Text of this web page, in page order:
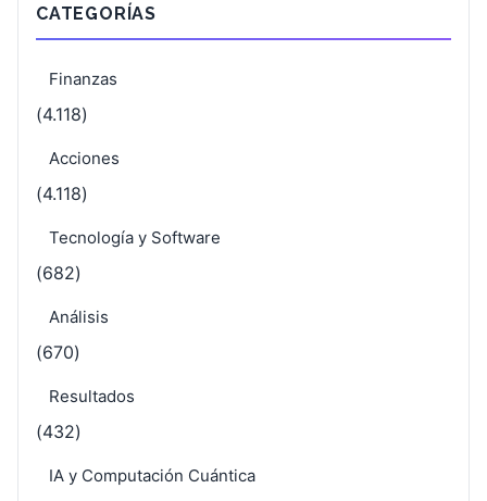
CATEGORÍAS
Finanzas
(4.118)
Acciones
(4.118)
Tecnología y Software
(682)
Análisis
(670)
Resultados
(432)
IA y Computación Cuántica